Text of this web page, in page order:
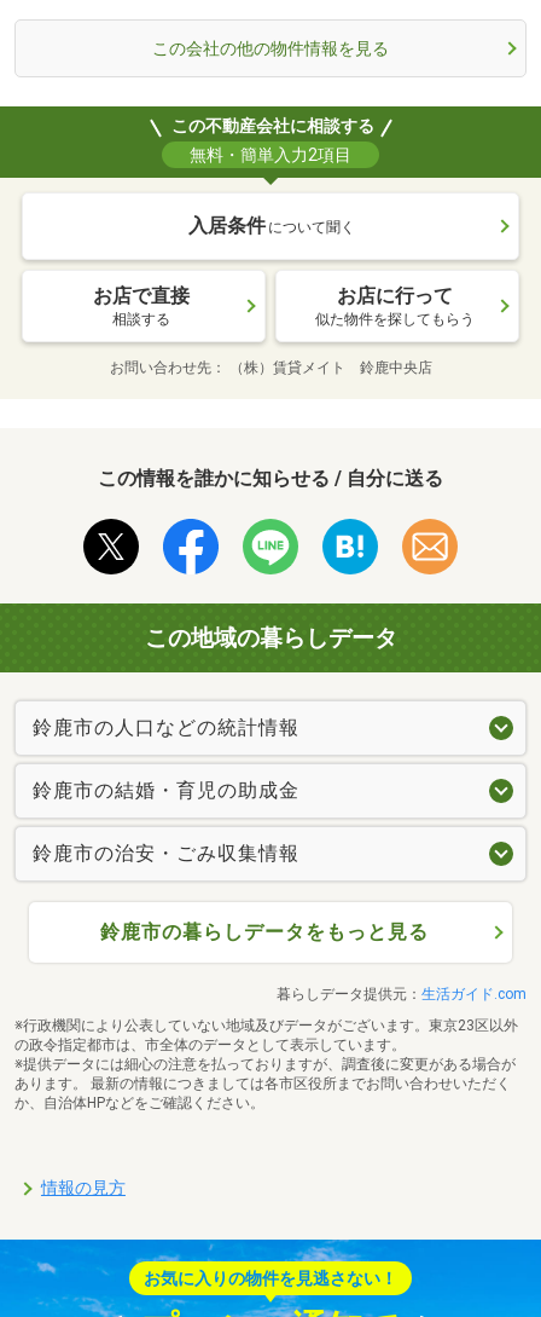
この会社の他の物件情報を見る
この不動産会社に相談する
無料・簡単入力2項目
入居条件 について聞く
お店で直接
相談する
お店に行って
似た物件を探してもらう
お問い合わせ先 （株）賃貸メイト 鈴鹿中央店
この情報を誰かに知らせる / 自分に送る
この地域の暮らしデータ
鈴鹿市の人口などの統計情報
鈴鹿市の結婚・育児の助成金
鈴鹿市の治安・ごみ収集情報
鈴鹿市の暮らしデータをもっと見る
暮らしデータ提供元： 生活ガイド.com
※行政機関により公表していない地域及びデータがございます。東京23区以外
の政令指定都市は、市全体のデータとして表示しています。
※提供データには細心の注意を払っておりますが、調査後に変更がある場合が
あります。 最新の情報につきましては各市区役所までお問い合わせいただく
か、自治体HPなどをご確認ください。
情報の見方
お気に入りの物件を見逃さない！